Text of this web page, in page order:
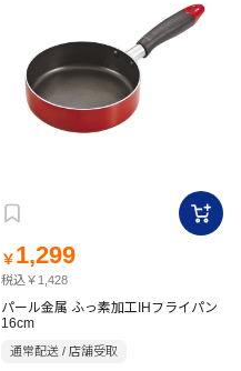
￥ 1,299
税込￥1,428
パール金属 ふっ素加工IHフライパン
16cm
通常配送 / 店舗受取